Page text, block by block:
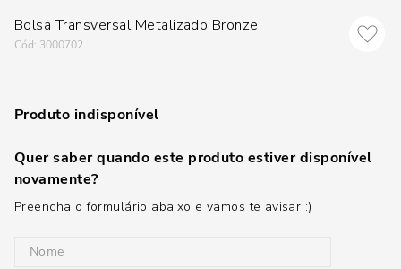
Bolsa Transversal Metalizado Bronze
: 3000702
Produto indisponível
Quer saber quando este produto estiver disponível
novamente?
Preencha o formulário abaixo e vamos te avisar :)